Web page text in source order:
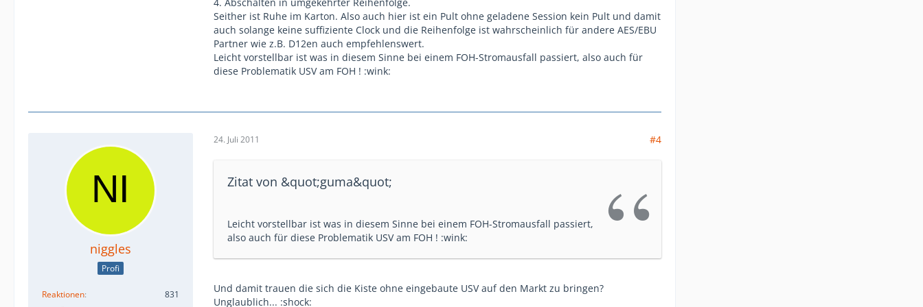
Seither ist Ruhe im Karton. Also auch hier ist ein Pult ohne geladene Session kein Pult und damit
auch solange keine suffiziente Clock und die Reihenfolge ist wahrscheinlich für andere AES/EBU
Partner wie z.B. D12en auch empfehlenswert.
Leicht vorstellbar ist was in diesem Sinne bei einem FOH-Stromausfall passiert, also auch für
diese Problematik USV am FOH ! :wink:
niggles
Profi
Reaktionen
831
24. Juli 2011 #4
Zitat von &quot;guma&quot;
Leicht vorstellbar ist was in diesem Sinne bei einem FOH-Stromausfall passiert,
also auch für diese Problematik USV am FOH ! :wink:
Und damit trauen die sich die Kiste ohne eingebaute USV auf den Markt zu bringen?
Unglaublich... :shock: